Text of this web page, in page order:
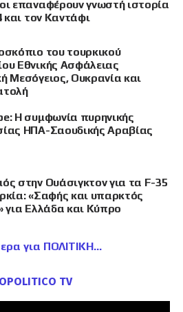
επαναφέρουν γνωστή ιστορία
και τον Καντάφι
του τουρκικού
Εθνικής Ασφάλειας
Μεσόγειος, Ουκρανία και
Η συμφωνία πυρηνικής
ΗΠΑ-Σαουδικής Αραβίας
στην Ουάσιγκτον για τα F-35
«Σαφής και υπαρκτός
για Ελλάδα και Κύπρο
για ΠΟΛΙΤΙΚΗ
TV